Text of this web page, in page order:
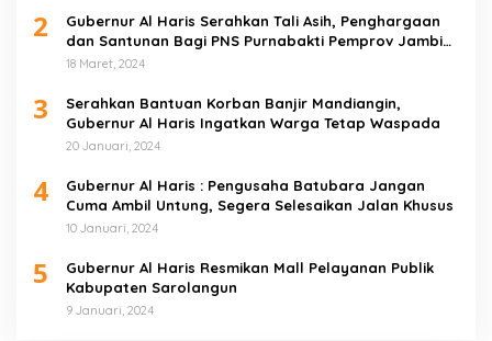
2
Gubernur Al Haris Serahkan Tali Asih, Penghargaan
dan Santunan Bagi PNS Purnabakti Pemprov Jambi
Yang Berada di Sarolangun
18 Maret, 2024
3
Serahkan Bantuan Korban Banjir Mandiangin,
Gubernur Al Haris Ingatkan Warga Tetap Waspada
20 Januari, 2024
4
Gubernur Al Haris : Pengusaha Batubara Jangan
Cuma Ambil Untung, Segera Selesaikan Jalan Khusus
10 Januari, 2024
5
Gubernur Al Haris Resmikan Mall Pelayanan Publik
Kabupaten Sarolangun
9 Januari, 2024